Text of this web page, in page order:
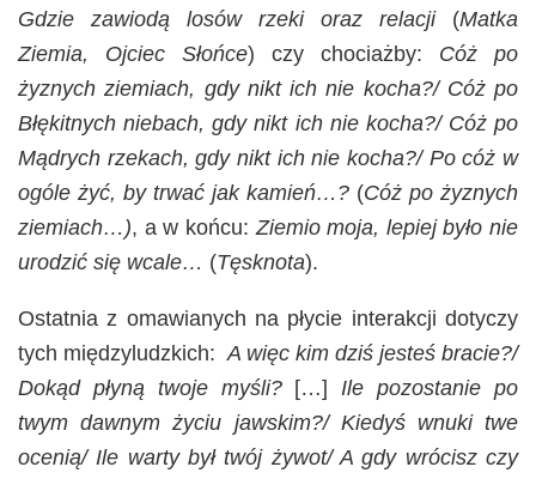
Gdzie zawiodą losów rzeki oraz relacji (Matka
Ziemia, Ojciec Słońce) czy chociażby: Cóż po
żyznych ziemiach, gdy nikt ich nie kocha?/ Cóż po
Błękitnych niebach, gdy nikt ich nie kocha?/ Cóż po
Mądrych rzekach, gdy nikt ich nie kocha?/ Po cóż w
ogóle żyć, by trwać jak kamień…? (Cóż po żyznych
ziemiach…), a w końcu:Ziemio moja, lepiej było nie
urodzić się wcale… (Tęsknota).
Ostatnia z omawianych na płycie interakcji dotyczy
tych międzyludzkich:A więc kim dziś jesteś bracie?/
Dokąd płyną twoje myśli? […]Ile pozostanie po
twym dawnym życiu jawskim?/ Kiedyś wnuki twe
ocenią/ Ile warty był twój żywot/ A gdy wrócisz czy